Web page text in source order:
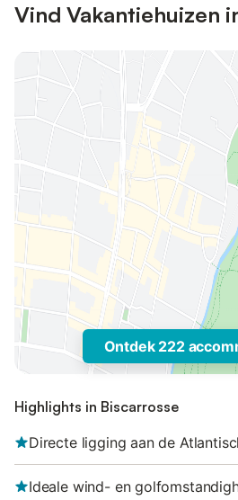
Vind Vakantiehuizen
Ontdek 222
Highlights in Biscarrosse
Directe ligging aan de
Ideale wind- en